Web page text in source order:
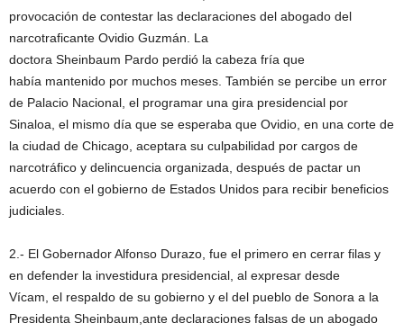
provocación de contestar las declaraciones del abogado del
narcotraficante Ovidio Guzmán. La
doctora Sheinbaum Pardo perdió la cabeza fría que
había mantenido por muchos meses. También se percibe un error
de Palacio Nacional, el programar una gira presidencial por
Sinaloa, el mismo día que se esperaba que Ovidio, en una corte de
la ciudad de Chicago, aceptara su culpabilidad por cargos de
narcotráfico y delincuencia organizada, después de pactar un
acuerdo con el gobierno de Estados Unidos para recibir beneficios
judiciales.
2.- El Gobernador Alfonso Durazo, fue el primero en cerrar filas y
en defender la investidura presidencial, al expresar desde
Vícam, el respaldo de su gobierno y el del pueblo de Sonora a la
Presidenta Sheinbaum,ante declaraciones falsas de un abogado